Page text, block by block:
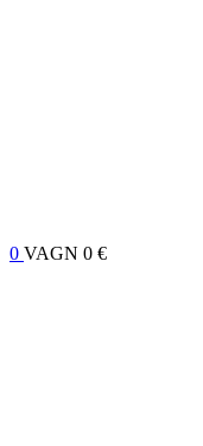
0 VAGN 0 €